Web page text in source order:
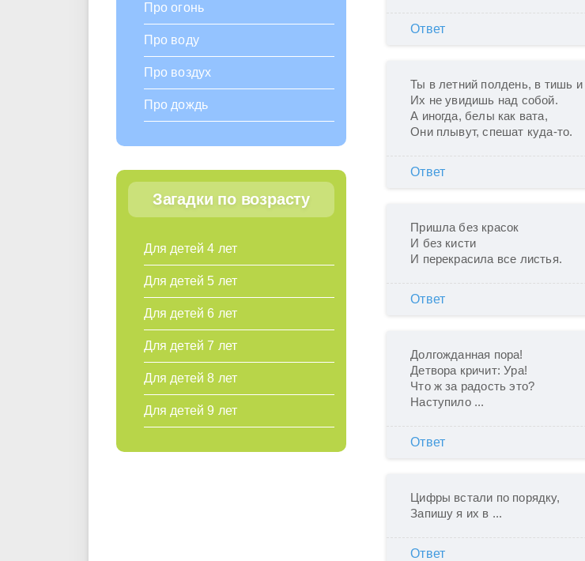
Ответ
Ты в летний полдень, в тишь и
Их не увидишь над собой.
А иногда, белы как вата,
Они плывут, спешат куда-то.
Ответ
Пришла без красок
И без кисти
И перекрасила все листья.
Ответ
Долгожданная пора!
Детвора кричит: Ура!
Что ж за радость это?
Наступило ...
Ответ
Цифры встали по порядку,
Запишу я их в ...
Ответ
Про огонь
Про воду
Про воздух
Про дождь
Загадки по возрасту
Для детей 4 лет
Для детей 5 лет
Для детей 6 лет
Для детей 7 лет
Для детей 8 лет
Для детей 9 лет